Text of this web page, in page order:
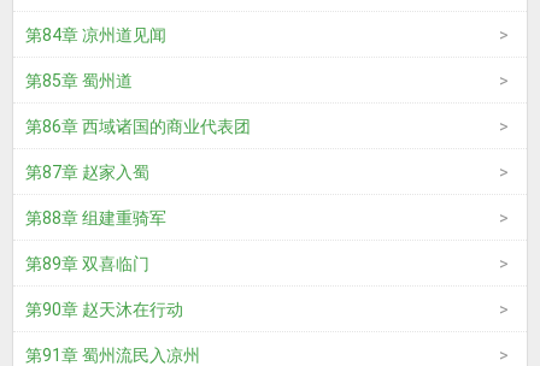
第84章 凉州道见闻
第85章 蜀州道
第86章 西域诸国的商业代表团
第87章 赵家入蜀
第88章 组建重骑军
第89章 双喜临门
第90章 赵天沐在行动
第91章 蜀州流民入凉州